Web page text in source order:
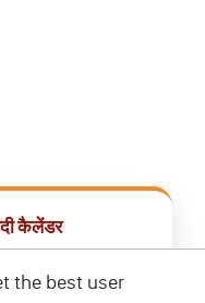
कैलेंडर
the best user